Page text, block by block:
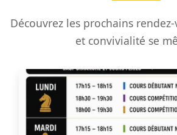
Découvrez les prochains
et convivialité se